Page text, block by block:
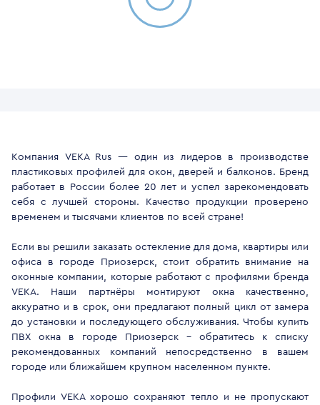
Компания VEKA Rus — один из лидеров в производстве
пластиковых профилей для окон, дверей и балконов. Бренд
работает в России более 20 лет и успел зарекомендовать
себя с лучшей стороны. Качество продукции проверено
временем и тысячами клиентов по всей стране!
Если вы решили заказать остекление для дома, квартиры или
офиса в городе Приозерск, стоит обратить внимание на
оконные компании, которые работают с профилями бренда
VEKA. Наши партнёры монтируют окна качественно,
аккуратно и в срок, они предлагают полный цикл от замера
до установки и последующего обслуживания. Чтобы купить
ПВХ окна в городе Приозерск - обратитесь к списку
рекомендованных компаний непосредственно в вашем
городе или ближайшем крупном населенном пункте.
Профили VEKA хорошо сохраняют тепло и не пропускают